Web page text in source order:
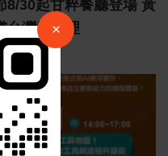
8/30起甘粹餐廳登場 黃
台灣鯛料理
友連結
媒
adqW77
×